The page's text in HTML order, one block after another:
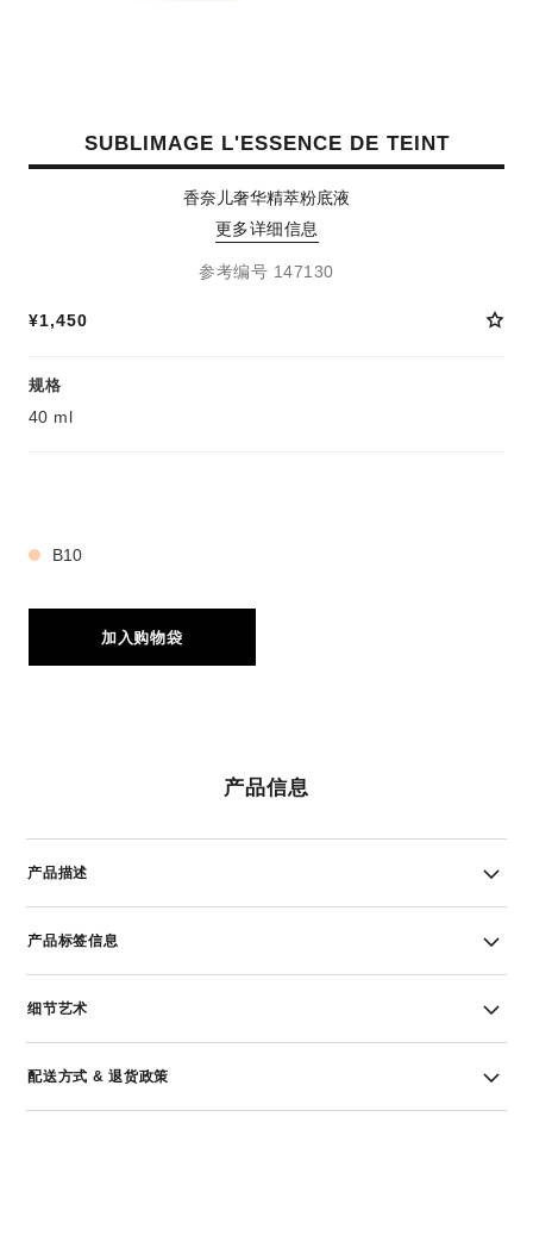
SUBLIMAGE L'ESSENCE DE TEINT
香奈儿奢华精萃粉底液
更多详细信息
参考编号 147130
¥1,450
规格
40 ml
B10
加入购物袋
产品信息
产品描述
产品标签信息
细节艺术
配送方式 & 退货政策